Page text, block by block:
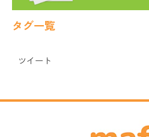
タグ一覧
ツイート